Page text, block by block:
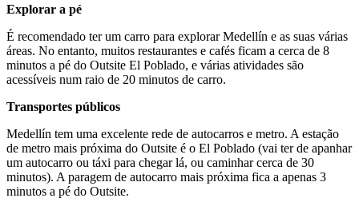
Explorar a pé
É recomendado ter um carro para explorar Medellín e as suas várias
áreas. No entanto, muitos restaurantes e cafés ficam a cerca de 8
minutos a pé do Outsite El Poblado, e várias atividades são
acessíveis num raio de 20 minutos de carro.
Transportes públicos
Medellín tem uma excelente rede de autocarros e metro. A estação
de metro mais próxima do Outsite é o El Poblado (vai ter de apanhar
um autocarro ou táxi para chegar lá, ou caminhar cerca de 30
minutos). A paragem de autocarro mais próxima fica a apenas 3
minutos a pé do Outsite.